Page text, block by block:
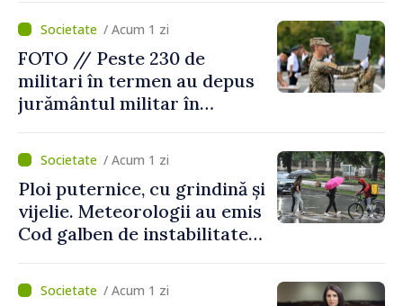
/ Acum 1 zi
FOTO // Peste 230 de
militari în termen au depus
jurământul militar în
/ Acum 1 zi
Ploi puternice, cu grindină și
vijelie. Meteorologii au emis
Cod galben de instabilitate
/ Acum 1 zi